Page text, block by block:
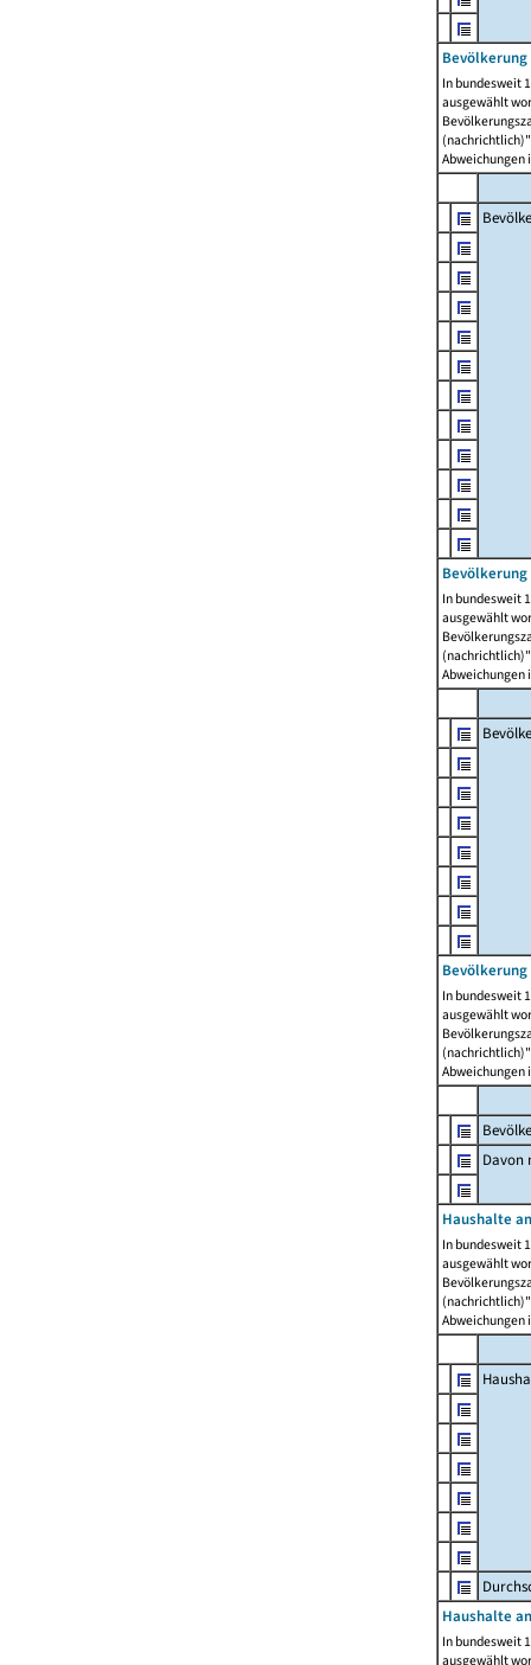
In bundesweit
ausgewählt
Abweichungen
In bundesweit
ausgewählt
Abweichungen
In bundesweit
ausgewählt
Abweichungen
Davon
Haushalte
In bundesweit
ausgewählt
Abweichungen
Haushalte
In bundesweit
ausgewählt